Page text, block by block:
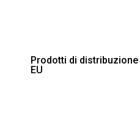
Prodotti di distribuzione
EU